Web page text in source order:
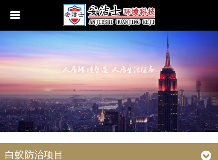
行业动态
南京白蚁防治
无锡白蚁防治
江阴白蚁防治
宜兴白蚁防治
苏州白蚁防治
白蚁防治项目